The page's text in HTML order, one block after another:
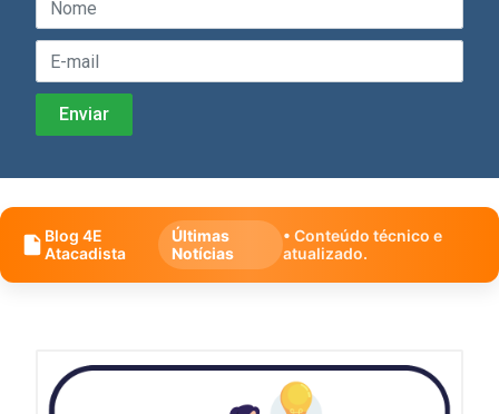
Blog 4E
Atacadista
Últimas
Notícias
• Conteúdo técnico e
atualizado.